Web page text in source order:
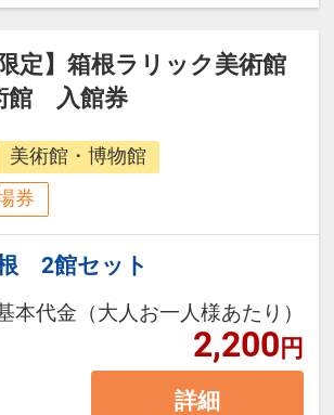
限定】箱根ラリック美術館
館 入館券
美術館・博物館
券
2館セット
本代金（大人お一人様あたり）
2,200円
詳細